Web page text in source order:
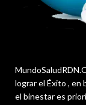
lograr el Éxito , en
el binestar es